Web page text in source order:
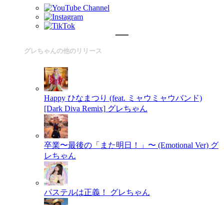
グレちゃんの他のリリース
Happy ひなまつり (feat. ミャウミャウバンド)
[Dark Diva Remix] グレちゃん
卒業〜最後の「また明日！」〜 (Emotional Ver) グ
レちゃん
パステルは正義！ グレちゃん